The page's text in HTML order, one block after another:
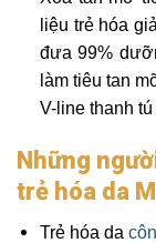
liệu trẻ hóa
đưa 99%
làm tiêu tan
V-line thanh tú
Những
trẻ hóa da
Trẻ hóa da